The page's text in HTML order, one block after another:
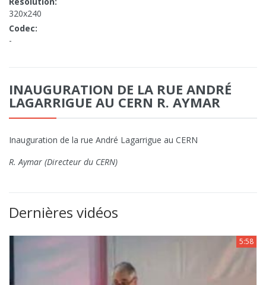
320x240
Codec:
-
INAUGURATION DE LA RUE ANDRÉ
LAGARRIGUE AU CERN R. AYMAR
Inauguration de la rue André Lagarrigue au CERN
R. Aymar (Directeur du CERN)
Dernières vidéos
5:58